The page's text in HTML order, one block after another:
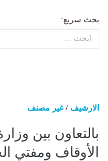
بحث سريع:
الارشيف /غير مصنف
بالتعاون بين
الأوقاف ومفتي